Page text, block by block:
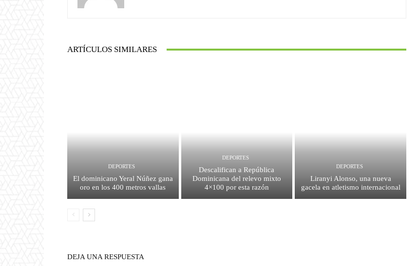
ARTÍCULOS SIMILARES
DEPORTES
El dominicano Yeral Núñez gana
oro en los 400 metros vallas
DEPORTES
Descalifican a República
Dominicana del relevo mixto
4×100 por esta razón
DEPORTES
Liranyi Alonso, una nueva
gacela en atletismo internacional
DEJA UNA RESPUESTA